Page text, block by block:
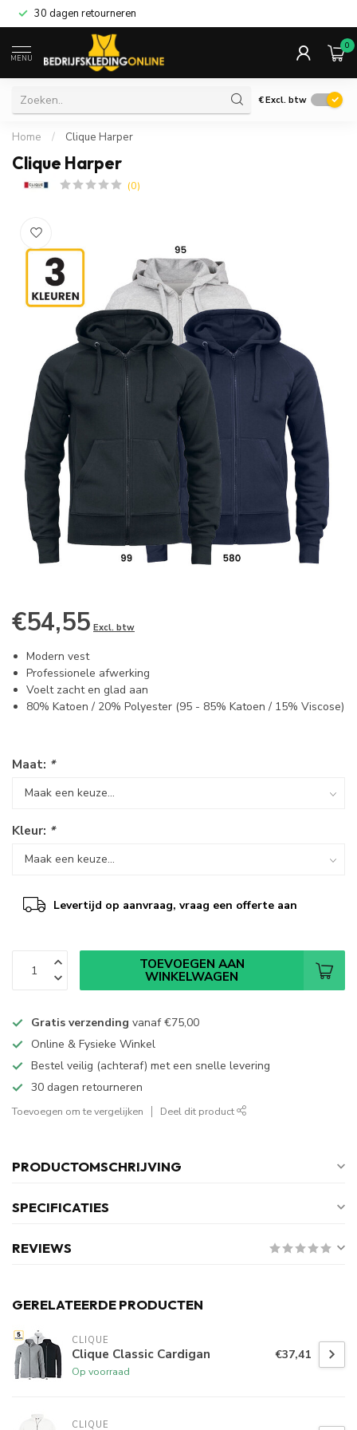
30 dagen retourneren
MENU
0
€Excl. btw
Home / Clique Harper
Clique Harper
(0)
€54,55 Excl. btw
Modern vest
Professionele afwerking
Voelt zacht en glad aan
80% Katoen / 20% Polyester (95 - 85% Katoen / 15% Viscose)
Maat: *
Kleur: *
Levertijd op aanvraag, vraag een offerte aan
TOEVOEGEN AAN
WINKELWAGEN
Gratis verzending vanaf€75,00
Online & Fysieke Winkel
Bestel veilig (achteraf) met een snelle levering
30 dagen retourneren
Toevoegen om te vergelijken Deel dit product
PRODUCTOMSCHRIJVING
SPECIFICATIES
REVIEWS
GERELATEERDE PRODUCTEN
CLIQUE
Clique Classic Cardigan
Op voorraad
€37,41
CLIQUE